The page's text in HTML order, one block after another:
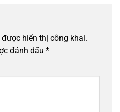
hiển thị công khai.
đánh dấu *